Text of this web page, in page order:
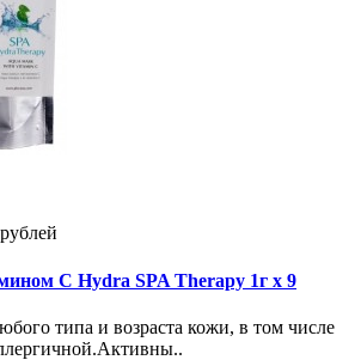
С Hydra SPA Therapy 1г x 9
типа и возраста кожи, в том числе